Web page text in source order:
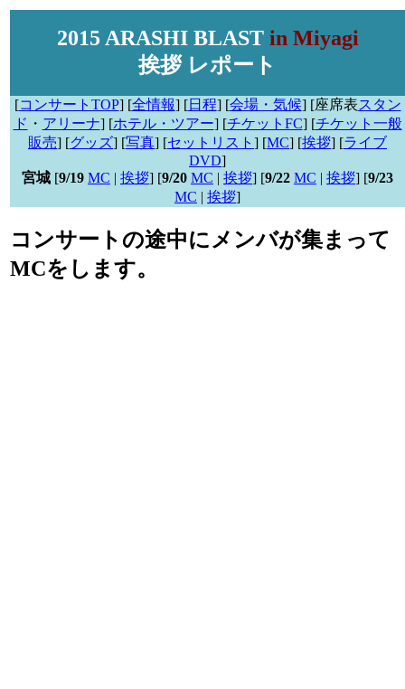
2015 ARASHI BLAST in Miyagi
挨拶 レポート
[コンサートTOP] [全情報] [日程] [会場・気候] [座席表スタン
ド ・ アリーナ] [ホテル・ツアー] [チケットFC] [チケット一般
販売] [グッズ] [写真] [セットリスト ] [MC] [挨拶] [ライブ
DVD]
宮城 [9/19 MC | 挨拶] [9/20 MC | 挨拶] [9/22 MC | 挨拶] [9/23
MC | 挨拶]
コンサートの途中にメンバが集まって
MCをします。